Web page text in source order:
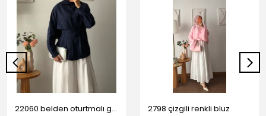
22060 belden oturtmalı gömlek 2798 çizgili renkli bluz